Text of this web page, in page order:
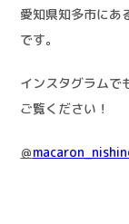
愛知県知多市に
です。
インスタグラムで
ご覧ください！
＠